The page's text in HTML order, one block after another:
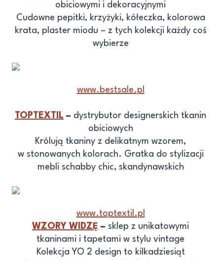
obiciowymi i dekoracyjnymi
Cudowne pepitki, krzyżyki, kółeczka, kolorowa
krata, plaster miodu – z tych kolekcji każdy coś
wybierze
www.bestsale.pl
TOPTEXTIL – dystrybutor designerskich tkanin
obiciowych
Królują tkaniny z delikatnym wzorem,
w stonowanych kolorach. Gratka do stylizacji
mebli schabby chic, skandynawskich
www.toptextil.pl
WZORY WIDZĘ – sklep z unikatowymi
tkaninami i tapetami w stylu vintage
Kolekcja YO 2 design to kilkadziesiąt